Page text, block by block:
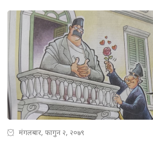
मंगलबार, फागुन २, २०७९